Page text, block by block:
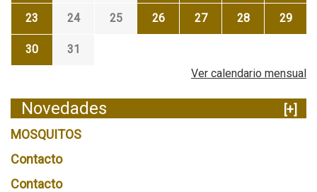
23 24 25 26 27 28 29
30
31
Ver calendario mensual
Novedades
[+]
MOSQUITOS
Contacto
Contacto